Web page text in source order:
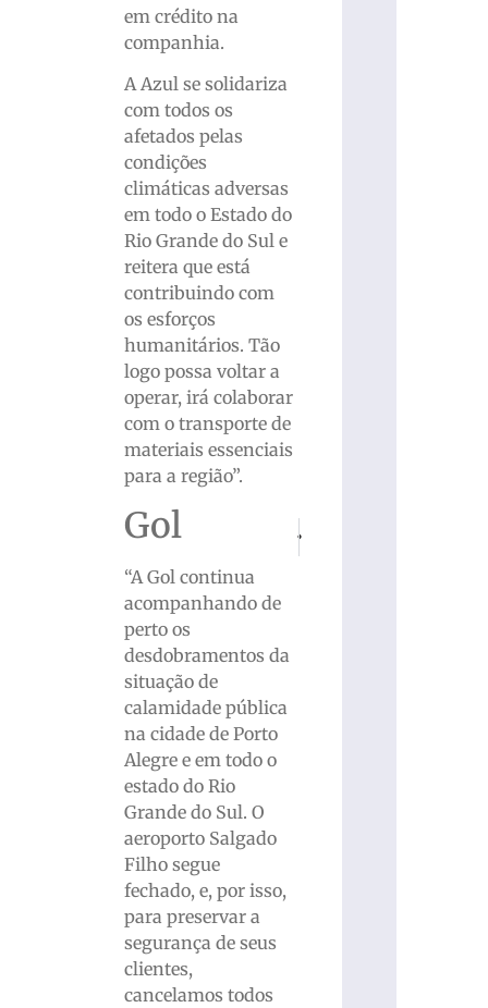
em crédito na
companhia.
A Azul se solidariza
com todos os
afetados pelas
condições
climáticas adversas
em todo o Estado do
Rio Grande do Sul e
reitera que está
contribuindo com
os esforços
humanitários. Tão
logo possa voltar a
operar, irá colaborar
com o transporte de
materiais essenciais
para a região”.
Gol
“A Gol continua
acompanhando de
perto os
desdobramentos da
situação de
calamidade pública
na cidade de Porto
Alegre e em todo o
estado do Rio
Grande do Sul. O
aeroporto Salgado
Filho segue
fechado, e, por isso,
para preservar a
segurança de seus
clientes,
cancelamos todos